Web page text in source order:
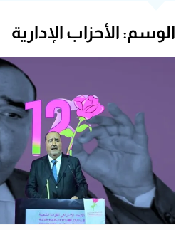
الوسم: الأحزاب الإدارية